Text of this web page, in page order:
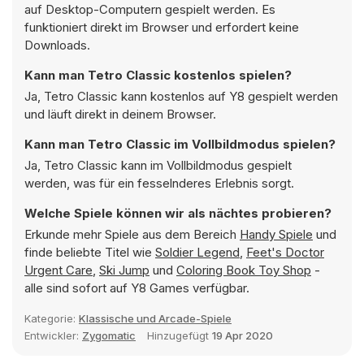
auf Desktop-Computern gespielt werden. Es
funktioniert direkt im Browser und erfordert keine
Downloads.
Kann man Tetro Classic kostenlos spielen?
Ja, Tetro Classic kann kostenlos auf Y8 gespielt werden
und läuft direkt in deinem Browser.
Kann man Tetro Classic im Vollbildmodus spielen?
Ja, Tetro Classic kann im Vollbildmodus gespielt
werden, was für ein fesselnderes Erlebnis sorgt.
Welche Spiele können wir als nächtes probieren?
Erkunde mehr Spiele aus dem Bereich Handy Spiele und
finde beliebte Titel wie Soldier Legend, Feet's Doctor
Urgent Care, Ski Jump und Coloring Book Toy Shop -
alle sind sofort auf Y8 Games verfügbar.
Kategorie: Klassische und Arcade-Spiele
Entwickler: Zygomatic Hinzugefügt 19 Apr 2020